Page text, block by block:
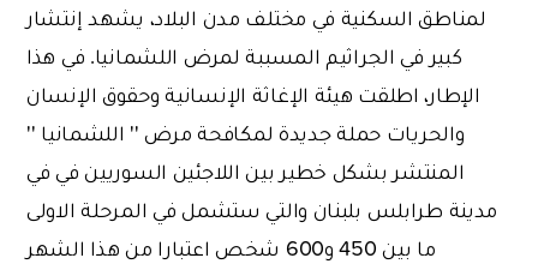
لمناطق السكنية في مختلف مدن البلاد، يشهد إنتشار
كبير في الجراثيم المسببة لمرض اللشمانيا. في هذا
الإطار، اطلقت هيئة الإغاثة الإنسانية وحقوق الإنسان
والحريات حملة جديدة لمكافحة مرض '' اللشمانيا ''
المنتشر بشكل خطير بين اللاجئين السوريين في في
مدينة طرابلس بلبنان والتي ستشمل في المرحلة الاولى
ما بين 450 و600 شخص اعتبارا من هذا الشهر